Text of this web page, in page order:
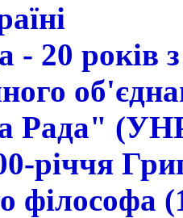
- 20 років
Рада"
річчя
філософа